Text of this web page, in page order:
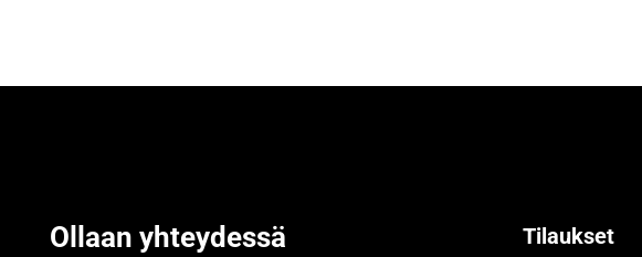
Ollaan yhteydessä Tilaukset